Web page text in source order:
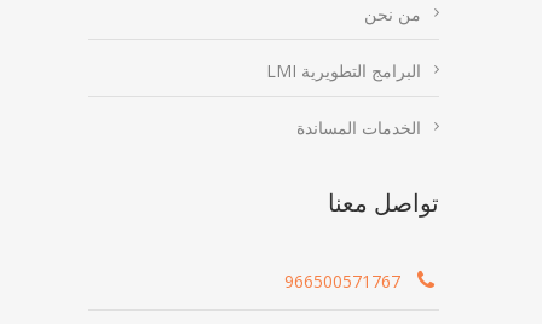
من نحن
البرامج التطويرية LMI
الخدمات المساندة
تواصل معنا
966500571767